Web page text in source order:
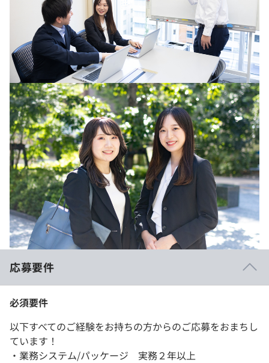
応募要件
必須要件
以下すべてのご経験をお持ちの方からのご応募をおまちし
ています！
・業務システム/パッケージ 実務２年以上